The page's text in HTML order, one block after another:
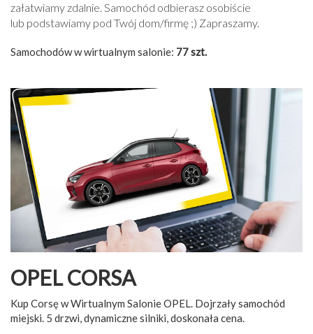
załatwiamy zdalnie. Samochód odbierasz osobiście
lub podstawiamy pod Twój dom/firmę ;) Zapraszamy.
Samochodów w wirtualnym salonie: 77 szt.
OPEL CORSA
Kup Corsę w Wirtualnym Salonie OPEL. Dojrzały samochód
miejski. 5 drzwi, dynamiczne silniki, doskonała cena.